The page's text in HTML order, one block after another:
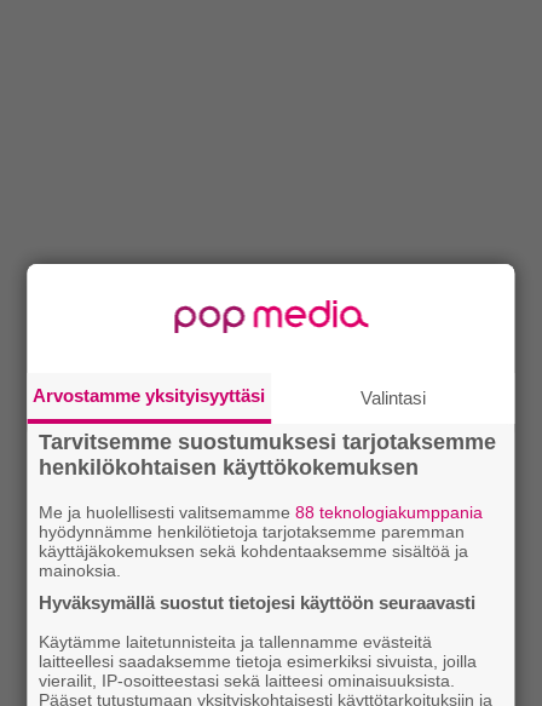
Arvostamme yksityisyyttäsi Valintasi
Tarvitsemme suostumuksesi tarjotaksemme
henkilökohtaisen käyttökokemuksen
Me ja huolellisesti valitsemamme88 teknologiakumppania
hyödynnämme henkilötietoja tarjotaksemme paremman
käyttäjäkokemuksen sekä kohdentaaksemme sisältöä ja
mainoksia.
Hyväksymällä suostut tietojesi käyttöön seuraavasti
Käytämme laitetunnisteita ja tallennamme evästeitä
laitteellesi saadaksemme tietoja esimerkiksi sivuista, joilla
vierailit, IP-osoitteestasi sekä laitteesi ominaisuuksista.
Pääset tutustumaan yksityiskohtaisesti käyttötarkoituksiin ja